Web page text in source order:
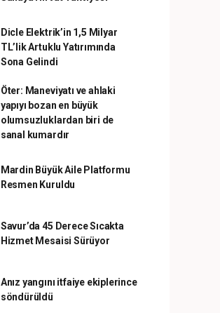
Dicle Elektrik’in 1,5 Milyar
TL’lik Artuklu Yatırımında
Sona Gelindi
Öter: Maneviyatı ve ahlaki
yapıyı bozan en büyük
olumsuzluklardan biri de
sanal kumardır
Mardin Büyük Aile Platformu
Resmen Kuruldu
Savur’da 45 Derece Sıcakta
Hizmet Mesaisi Sürüyor
Anız yangını itfaiye ekiplerince
söndürüldü